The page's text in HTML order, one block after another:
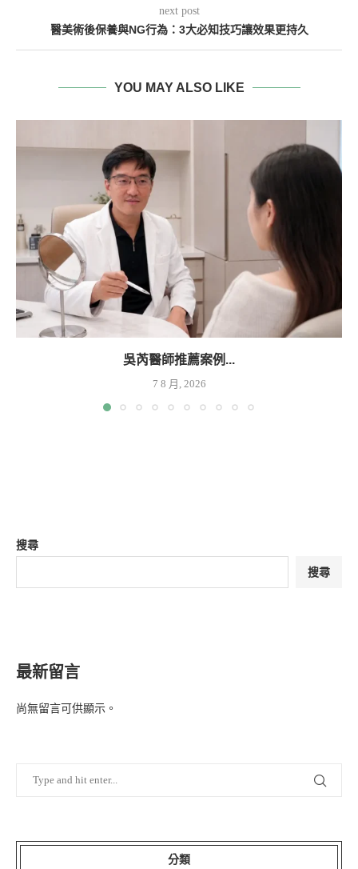
next post
醫美術後保養與NG行為：3大必知技巧讓效果更持久
YOU MAY ALSO LIKE
吳芮醫師推薦案例...
7 8 月, 2026
搜尋
搜尋
最新留言
尚無留言可供顯示。
分類